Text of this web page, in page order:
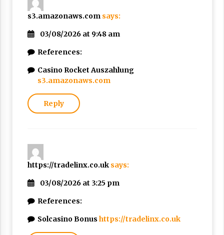
s3.amazonaws.com says:
03/08/2026 at 9:48 am
References:
Casino Rocket Auszahlung
s3.amazonaws.com
Reply
https://tradelinx.co.uk says:
03/08/2026 at 3:25 pm
References:
Solcasino Bonus https://tradelinx.co.uk